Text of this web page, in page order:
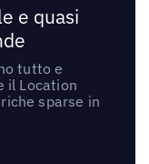
e quasi
tutto e
il Location
sparse in